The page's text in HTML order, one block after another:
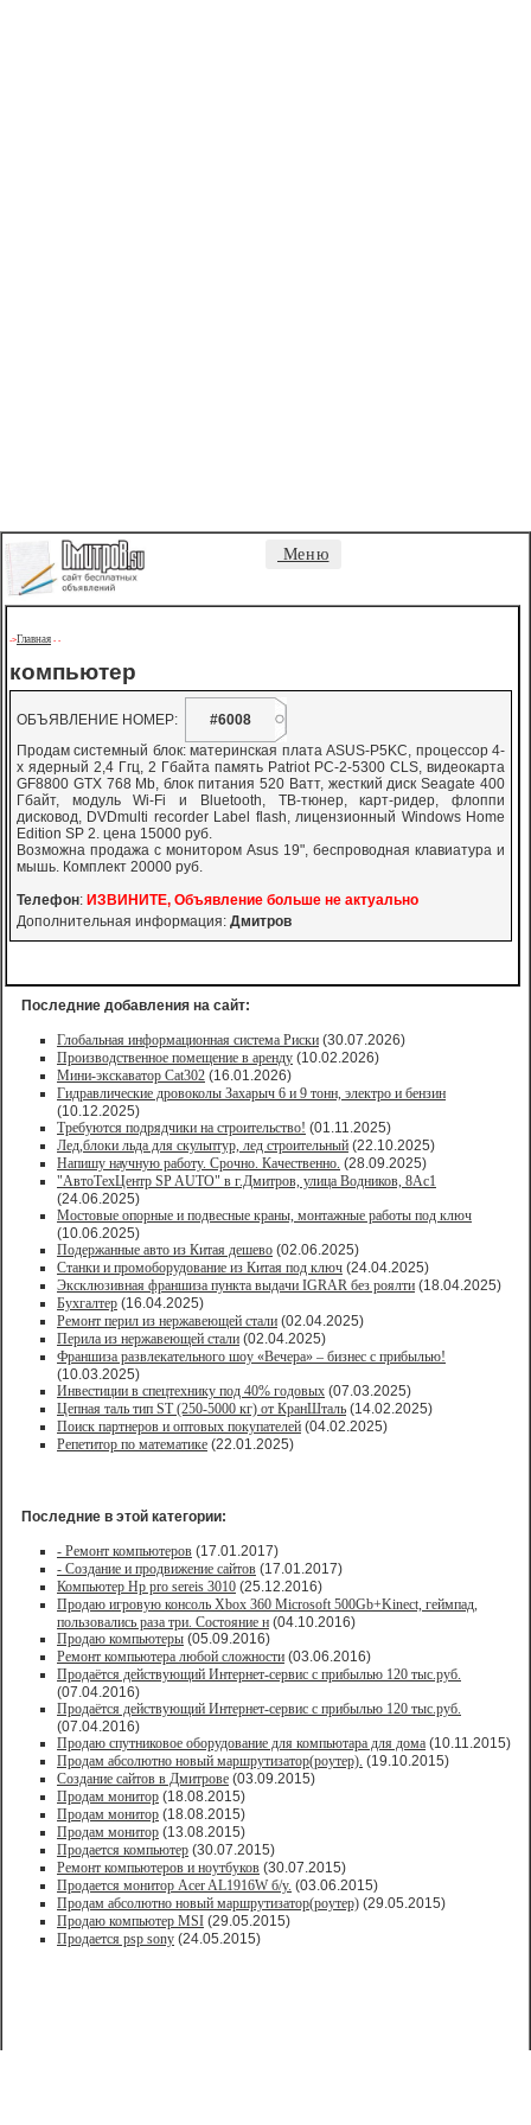
Меню
->Главная - -
компьютер
ОБЪЯВЛЕНИЕ НОМЕР:
#6008
Продам системный блок: материнская плата ASUS-P5KC, процессор 4-
х ядерный 2,4 Ггц, 2 Гбайта память Patriot PC-2-5300 CLS, видеокарта
GF8800 GTX 768 Mb, блок питания 520 Ватт, жесткий диск Seagate 400
Гбайт, модуль Wi-Fi и Bluetooth, ТВ-тюнер, карт-ридер, флоппи
дисковод, DVDmulti recorder Label flash, лицензионный Windows Home
Edition SP 2. цена 15000 руб.
Возможна продажа с монитором Asus 19", беспроводная клавиатура и
мышь. Комплект 20000 руб.
Телефон: ИЗВИНИТЕ, Объявление больше не актуально
Дополнительная информация: Дмитров
Последние добавления на сайт:
Глобальная информационная система Риски (30.07.2026)
Производственное помещение в аренду (10.02.2026)
Мини-экскаватор Cat302 (16.01.2026)
Гидравлические дровоколы Захарыч 6 и 9 тонн, электро и бензин
(10.12.2025)
Требуются подрядчики на строительство! (01.11.2025)
Лед,блоки льда для скульптур, лед строительный (22.10.2025)
Напишу научную работу. Срочно. Качественно. (28.09.2025)
"АвтоТехЦентр SP AUTO" в г.Дмитров, улица Водников, 8Ас1
(24.06.2025)
Мостовые опорные и подвесные краны, монтажные работы под ключ
(10.06.2025)
Подержанные авто из Китая дешево (02.06.2025)
Станки и промоборудование из Китая под ключ (24.04.2025)
Эксклюзивная франшиза пункта выдачи IGRAR без роялти (18.04.2025)
Бухгалтер (16.04.2025)
Ремонт перил из нержавеющей стали (02.04.2025)
Перила из нержавеющей стали (02.04.2025)
Франшиза развлекательного шоу «Вечера» – бизнес с прибылью!
(10.03.2025)
Инвестиции в спецтехнику под 40% годовых (07.03.2025)
Цепная таль тип ST (250-5000 кг) от КранШталь (14.02.2025)
Поиск партнеров и оптовых покупателей (04.02.2025)
Репетитор по математике (22.01.2025)
Последние в этой категории:
- Ремонт компьютеров (17.01.2017)
- Создание и продвижение сайтов (17.01.2017)
Компьютер Нр pro sereis 3010 (25.12.2016)
Продаю игровую консоль Xbox 360 Microsoft 500Gb+Kinect, геймпад,
пользовались раза три. Состояние н (04.10.2016)
Продаю компьютеры (05.09.2016)
Ремонт компьютера любой сложности (03.06.2016)
Продаётся действующий Интернет-сервис с прибылью 120 тыс.руб.
(07.04.2016)
Продаётся действующий Интернет-сервис с прибылью 120 тыс.руб.
(07.04.2016)
Продаю спутниковое оборудование для компьютара для дома (10.11.2015)
Продам абсолютно новый маршрутизатор(роутер). (19.10.2015)
Создание сайтов в Дмитрове (03.09.2015)
Продам монитор (18.08.2015)
Продам монитор (18.08.2015)
Продам монитор (13.08.2015)
Продается компьютер (30.07.2015)
Ремонт компьютеров и ноутбуков (30.07.2015)
Продается монитор Acer AL1916W б/у. (03.06.2015)
Продам абсолютно новый маршрутизатор(роутер) (29.05.2015)
Продаю компьютер MSI (29.05.2015)
Продается psp sony (24.05.2015)